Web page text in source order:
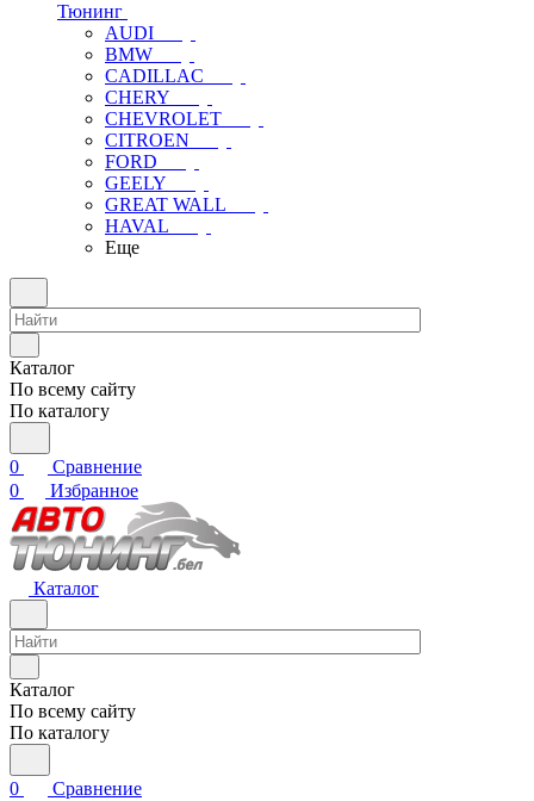
Тюнинг
AUDI
BMW
CADILLAC
CHERY
CHEVROLET
CITROEN
FORD
GEELY
GREAT WALL
HAVAL
Еще
Каталог
По всему сайту
По каталогу
0
Сравнение
0
Избранное
Каталог
Каталог
По всему сайту
По каталогу
0
Сравнение